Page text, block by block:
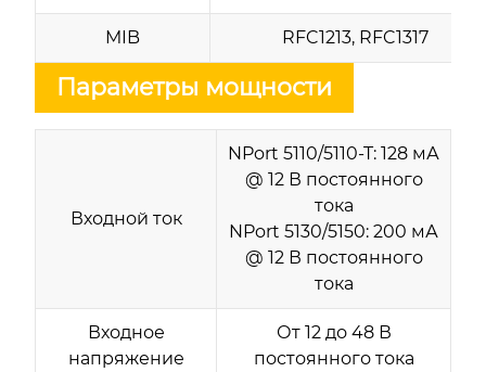
MIB RFC1213, RFC1317
Параметры мощности
Входной ток
NPort 5110/5110-T: 128 мА
@ 12 В постоянного
тока
NPort 5130/5150: 200 мА
@ 12 В постоянного
тока
Входное
напряжение
От 12 до 48 В
постоянного тока